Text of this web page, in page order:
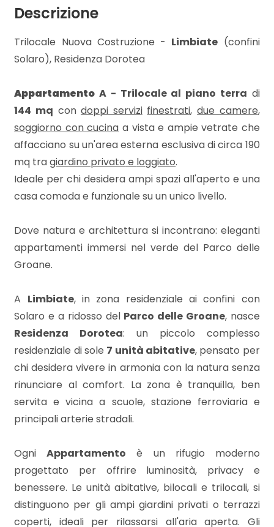
Descrizione
Trilocale Nuova Costruzione - Limbiate (confini
Solaro), Residenza Dorotea
Appartamento A - Trilocale al piano terra di
144 mq condoppi servizi finestrati,due camere,
soggiorno con cucina a vista e ampie vetrate che
affacciano su un'area esterna esclusiva di circa 190
mq tragiardino privato e loggiato.
Ideale per chi desidera ampi spazi all'aperto e una
casa comoda e funzionale su un unico livello.
Dove natura e architettura si incontrano: eleganti
appartamenti immersi nel verde del Parco delle
Groane.
A Limbiate, in zona residenziale ai confini con
Solaro e a ridosso del Parco delle Groane, nasce
Residenza Dorotea: un piccolo complesso
residenziale di sole 7 unità abitative, pensato per
chi desidera vivere in armonia con la natura senza
rinunciare al comfort. La zona è tranquilla, ben
servita e vicina a scuole, stazione ferroviaria e
principali arterie stradali.
OgniAppartamento è un rifugio moderno
progettato per offrire luminosità, privacy e
benessere. Le unità abitative, bilocali e trilocali, si
distinguono per gli ampi giardini privati o terrazzi
coperti, ideali per rilassarsi all'aria aperta. Gli
Totale
mq
Locali
minimi
1
2
3
4
5
5+